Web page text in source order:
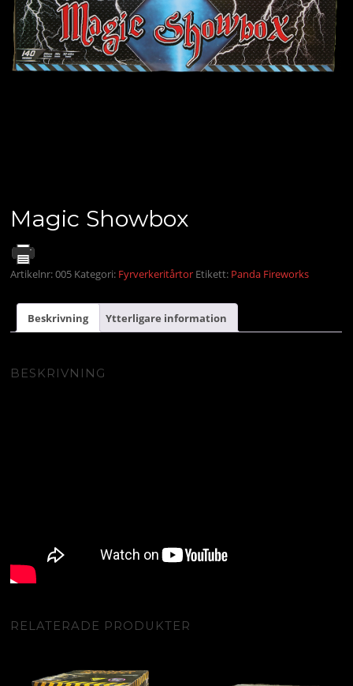
Magic Showbox
Artikelnr:005 Kategori: Fyrverkeritårtor Etikett: Panda Fireworks
Beskrivning Ytterligare information
BESKRIVNING
RELATERADE PRODUKTER